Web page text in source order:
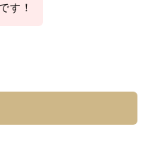
す！